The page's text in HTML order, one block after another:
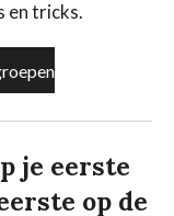
en tricks.
je eerste
op de